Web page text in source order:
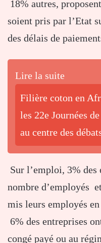
18% autres,
soient pris par l’Etat
des délais de
Lire la suite
Filière coton en
les 22e Journées
au centre des
Sur l’emploi, 3%
nombre d’employés
mis leurs employés
6% des entreprises
congé payé ou au